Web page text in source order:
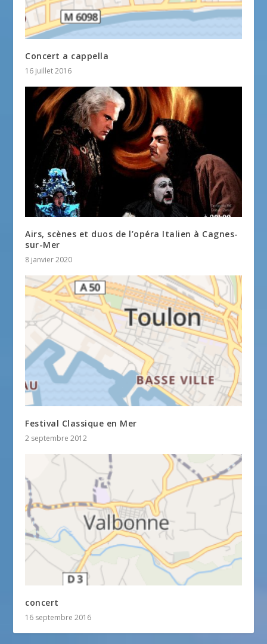
Concert a cappella
16 juillet 2016
Airs, scènes et duos de l’opéra Italien à Cagnes-
sur-Mer
8 janvier 2020
Festival Classique en Mer
2 septembre 2012
concert
16 septembre 2016